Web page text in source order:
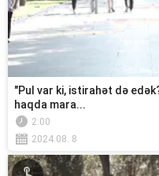
"Pul var ki, istirahət də
haqda mara...
2:00
2024.08. 8